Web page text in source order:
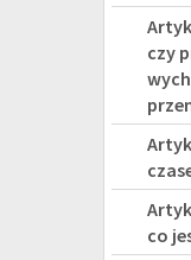
czy
co